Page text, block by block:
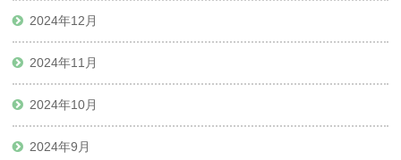
2024年12月
2024年11月
2024年10月
2024年9月